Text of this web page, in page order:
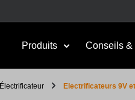
Produits Conseils &
Électrificateur Electrificateurs 9V